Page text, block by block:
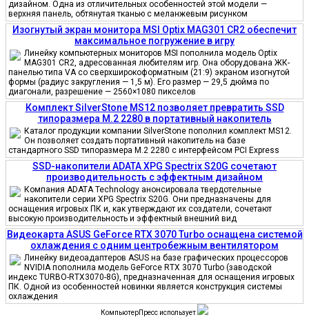
дизайном. Одна из отличительных особенностей этой модели —
верхняя панель, обтянутая тканью с меланжевым рисунком
Изогнутый экран монитора MSI Optix MAG301 CR2 обеспечит
максимальное погружение в игру
Линейку компьютерных мониторов MSI пополнила модель Optix
MAG301 CR2, адресованная любителям игр. Она оборудована ЖК-
панелью типа VA со сверхширокоформатным (21:9) экраном изогнутой
формы (радиус закругления — 1,5 м). Его размер — 29,5 дюйма по
диагонали, разрешение — 2560×1080 пикселов
Комплект SilverStone MS12 позволяет превратить SSD
типоразмера M.2 2280 в портативный накопитель
Каталог продукции компании SilverStone пополнил комплект MS12.
Он позволяет создать портативный накопитель на базе
стандартного SSD типоразмера M.2 2280 с интерфейсом PCI Express
SSD-накопители ADATA XPG Spectrix S20G сочетают
производительность с эффектным дизайном
Компания ADATA Technology анонсировала твердотельные
накопители серии XPG Spectrix S20G. Они предназначены для
оснащения игровых ПК и, как утверждают их создатели, сочетают
высокую производительность и эффектный внешний вид
Видеокарта ASUS GeForce RTX 3070 Turbo оснащена системой
охлаждения с одним центробежным вентилятором
Линейку видеоадаптеров ASUS на базе графических процессоров
NVIDIA пополнила модель GeForce RTX 3070 Turbo (заводской
индекс TURBO-RTX3070-8G), предназначенная для оснащения игровых
ПК. Одной из особенностей новинки является конструкция системы
охлаждения
КомпьютерПресс использует